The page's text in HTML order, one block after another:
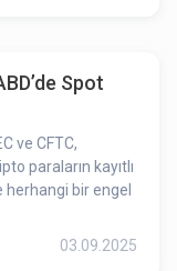
Spot
ve CFTC,
paraların kayıtlı
bir engel
03.09.2025